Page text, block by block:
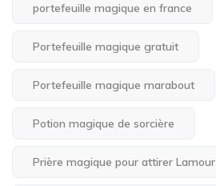
portefeuille magique en france
Portefeuille magique gratuit
Portefeuille magique marabout
Potion magique de sorcière
Prière magique pour attirer Lamour